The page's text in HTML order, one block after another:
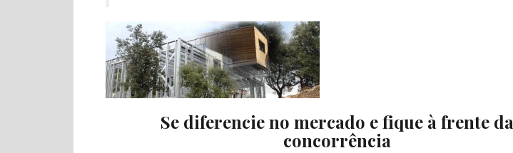
Se diferencie no mercado e fique à frente da
concorrência